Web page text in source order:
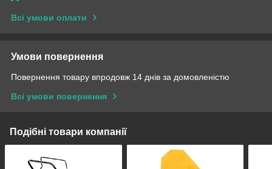
Всі умови оплати
Умови повернення
Повернення товару впродовж 14 днів за домовленістю
Всі умови повернення
Подібні товари компанії